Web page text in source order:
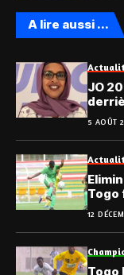
A lire aussi ...
JO
5 AOÛT
Togo
12
Togo